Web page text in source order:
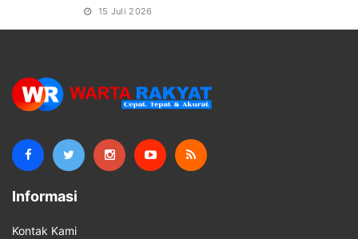
15 Juli 2026
Informasi
Kontak Kami